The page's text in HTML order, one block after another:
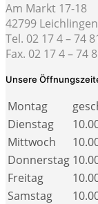
Am Markt 17-18
42799
Tel. 02 17 4 – 74
Fax. 02 17 4 – 74
Unsere
Montag
Dienstag
Mittwoch
Donnerstag
Freitag
Samstag